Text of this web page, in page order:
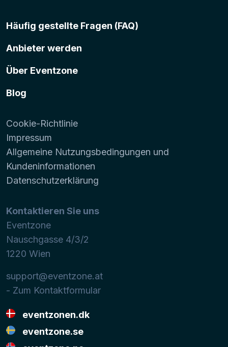
Häufig gestellte Fragen (FAQ)
Anbieter werden
Über Eventzone
Blog
Cookie-Richtlinie
Impressum
Allgemeine Nutzungsbedingungen und
Kundeninformationen
Datenschutzerklärung
Kontaktieren Sie uns
Eventzone
Nauschgasse 4/3/2
1220 Wien
support@eventzone.at
- Zum Kontaktformular
eventzonen.dk
eventzone.se